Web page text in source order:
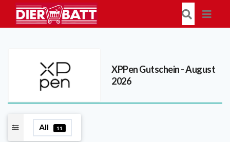
XPPenGutschein - August
2026
All 11